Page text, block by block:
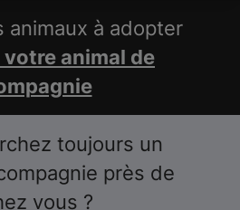
animaux à adopter
animal de
toujours un
près de
vous ?